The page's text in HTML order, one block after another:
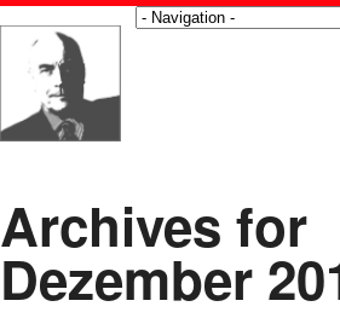
Archives for
Dezember